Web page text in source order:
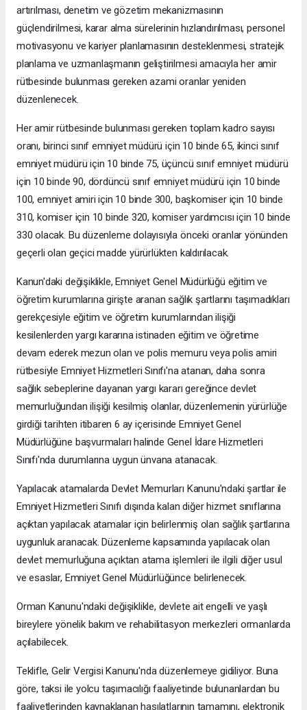
artırılması, denetim ve gözetim mekanizmasının
güçlendirilmesi, karar alma sürelerinin hızlandırılması, personel
motivasyonu ve kariyer planlamasının desteklenmesi, stratejik
planlama ve uzmanlaşmanın geliştirilmesi amacıyla her amir
rütbesinde bulunması gereken azami oranlar yeniden
düzenlenecek.
Her amir rütbesinde bulunması gereken toplam kadro sayısı
oranı, birinci sınıf emniyet müdürü için 10 binde 65, ikinci sınıf
emniyet müdürü için 10 binde 75, üçüncü sınıf emniyet müdürü
için 10 binde 90, dördüncü sınıf emniyet müdürü için 10 binde
100, emniyet amiri için 10 binde 300, başkomiser için 10 binde
310, komiser için 10 binde 320, komiser yardımcısı için 10 binde
330 olacak. Bu düzenleme dolayısıyla önceki oranlar yönünden
geçerli olan geçici madde yürürlükten kaldırılacak.
Kanun'daki değişiklikle, Emniyet Genel Müdürlüğü eğitim ve
öğretim kurumlarına girişte aranan sağlık şartlarını taşımadıkları
gerekçesiyle eğitim ve öğretim kurumlarından ilişiği
kesilenlerden yargı kararına istinaden eğitim ve öğretime
devam ederek mezun olan ve polis memuru veya polis amiri
rütbesiyle Emniyet Hizmetleri Sınıfı'na atanan, daha sonra
sağlık sebeplerine dayanan yargı kararı gereğince devlet
memurluğundan ilişiği kesilmiş olanlar, düzenlemenin yürürlüğe
girdiği tarihten itibaren 6 ay içerisinde Emniyet Genel
Müdürlüğüne başvurmaları halinde Genel İdare Hizmetleri
Sınıfı'nda durumlarına uygun ünvana atanacak.
Yapılacak atamalarda Devlet Memurları Kanunu'ndaki şartlar ile
Emniyet Hizmetleri Sınıfı dışında kalan diğer hizmet sınıflarına
açıktan yapılacak atamalar için belirlenmiş olan sağlık şartlarına
uygunluk aranacak. Düzenleme kapsamında yapılacak olan
devlet memurluğuna açıktan atama işlemleri ile ilgili diğer usul
ve esaslar, Emniyet Genel Müdürlüğünce belirlenecek.
Orman Kanunu'ndaki değişiklikle, devlete ait engelli ve yaşlı
bireylere yönelik bakım ve rehabilitasyon merkezleri ormanlarda
açılabilecek.
Teklifle, Gelir Vergisi Kanunu'nda düzenlemeye gidiliyor. Buna
göre, taksi ile yolcu taşımacılığı faaliyetinde bulunanlardan bu
faaliyetlerinden kaynaklanan hasılatlarının tamamını, elektronik